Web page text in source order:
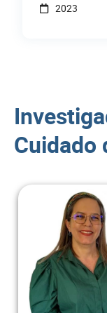
2023
Cuidado